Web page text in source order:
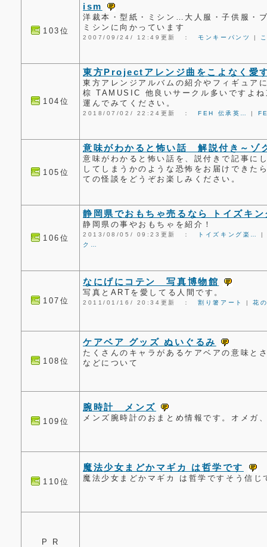
103位
ism
洋裁本・型紙・ミシン…大人服・子供服・
ミシンに向かっています
2007/09/24/ 12:49更新 ：モンキーパンツ |
104位
東方Projectアレンジ曲をこよなく愛
東方アレンジアルバムの紹介やフィギュ
棕 TAMUSIC 他良いサークル多いですよ
運んでみてください。
2018/07/02/ 22:24更新 ：FEH 伝承英… |
105位
意味がわかると怖い話 解説付き～ゾ
意味がわかると怖い話を、説付きで記事に
してしまうかのような恐怖をお届けできた
ての怪談をどうぞお楽しみください。
106位
静岡県でおもちゃ売るなら トイズキン
静岡県の事やおもちゃを紹介！
2013/08/05/ 09:23更新 ： トイズキング楽…
ク…
107位
なにげにコテン 写真博物館
写真とARTを愛してる人間です。
2011/01/16/ 20:34更新 ：割り箸アート |花
108位
ケアベア グッズ ぬいぐるみ
たくさんのキャラがあるケアベアの意味と
などについて
109位
腕時計 メンズ
メンズ腕時計のおまとめ情報です。オメガ
110位
魔法少女まどかマギカ は哲学です
魔法少女まどかマギカ は哲学ですそう信じ
P R